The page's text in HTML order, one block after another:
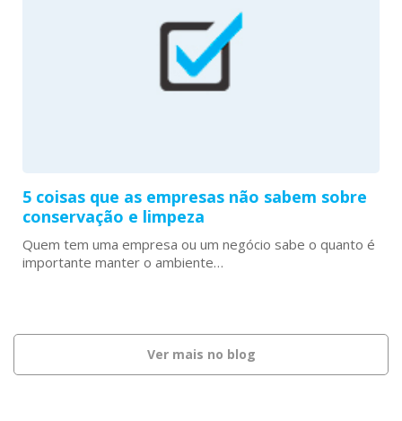
5 coisas que as empresas não sabem sobre
conservação e limpeza
Quem tem uma empresa ou um negócio sabe o quanto é
importante manter o ambiente…
Ver mais no blog